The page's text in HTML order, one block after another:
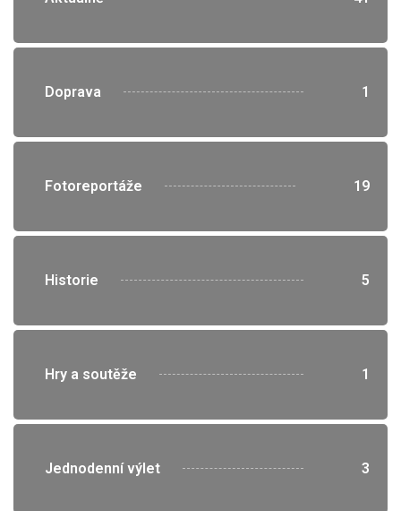
Doprava 1
Fotoreportáže 19
Historie 5
Hry a soutěže 1
Jednodenní výlet 3